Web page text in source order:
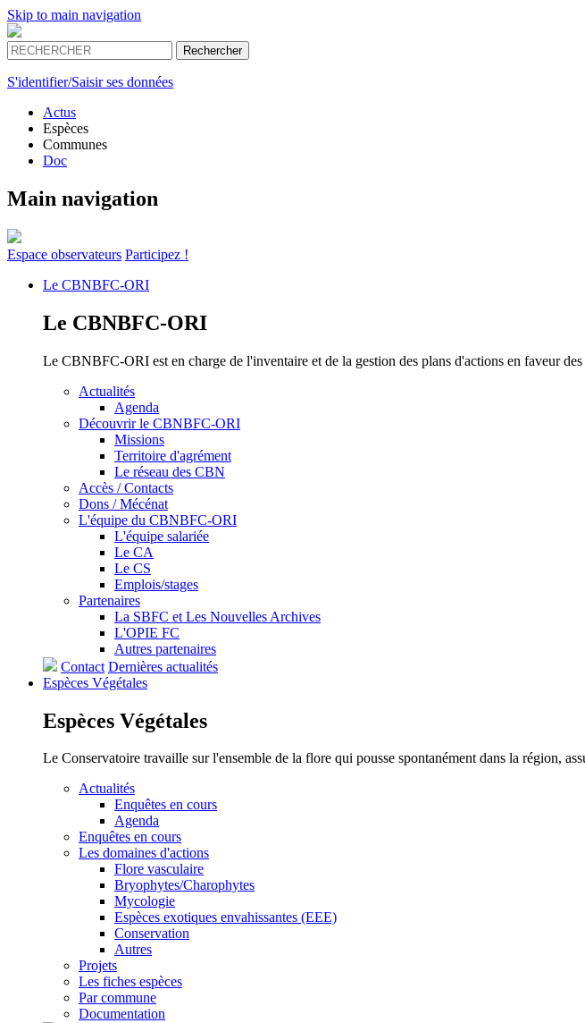
Skip to main navigation
S'identifier/Saisir ses données
Actus
Espèces
Communes
Doc
Main navigation
Espace observateurs Participez !
Le CBNBFC-ORI
Le CBNBFC-ORI
Le CBNBFC-ORI est en charge de l'inventaire et de la gestion des plans d'actions en faveur
Actualités
Agenda
Découvrir le CBNBFC-ORI
Missions
Territoire d'agrément
Le réseau des CBN
Accès / Contacts
Dons / Mécénat
L'équipe du CBNBFC-ORI
L'équipe salariée
Le CA
Le CS
Emplois/stages
Partenaires
La SBFC et Les Nouvelles Archives
L'OPIE FC
Autres partenaires
Contact Dernières actualités
Espèces Végétales
Espèces Végétales
Le Conservatoire travaille sur l'ensemble de la flore qui pousse spontanément dans la région,
Actualités
Enquêtes en cours
Agenda
Enquêtes en cours
Les domaines d'actions
Flore vasculaire
Bryophytes/Charophytes
Mycologie
Espèces exotiques envahissantes (EEE)
Conservation
Autres
Projets
Les fiches espèces
Par commune
Documentation